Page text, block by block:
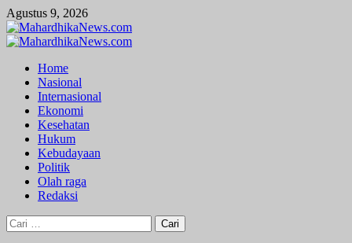
Skip
to
content
Agustus 9, 2026
Primary
Home
Nasional
Internasional
Ekonomi
Kesehatan
Hukum
Kebudayaan
Politik
Olah raga
Redaksi
Cari
untuk: